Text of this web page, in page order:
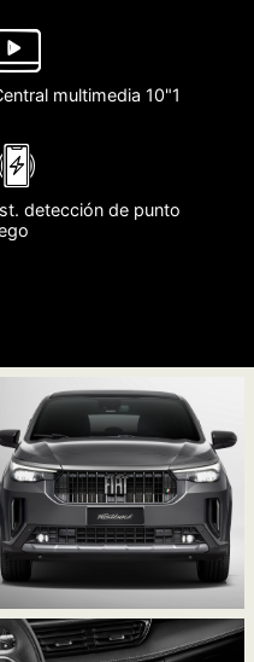
multimedia 10"1
detección de punto